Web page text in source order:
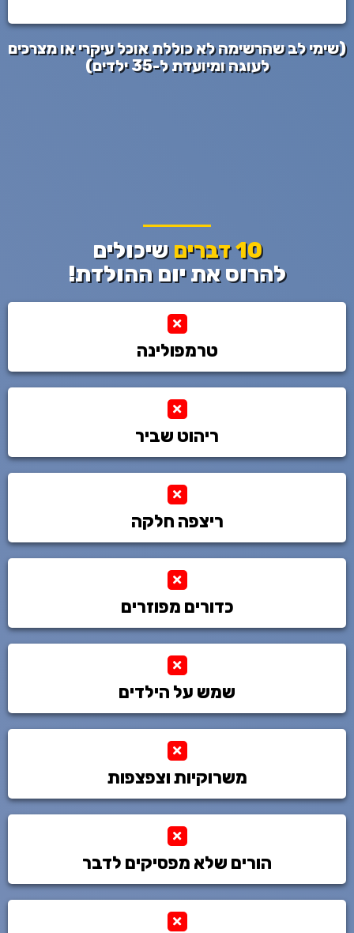
(שימי לב שהרשימה לא כוללת אוכל עיקרי או מצרכים
לעוגה ומיועדת ל-35 ילדים)
10 דברים
שיכולים
להרוס את יום ההולדת!
טרמפולינה
ריהוט שביר
ריצפה חלקה
כדורים מפוזרים
שמש על הילדים
משרוקיות וצפצפות
הורים שלא מפסיקים לדבר